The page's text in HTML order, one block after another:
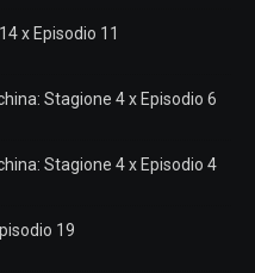
x Episodio 11
Stagione 4 x Episodio 6
Stagione 4 x Episodio 4
19